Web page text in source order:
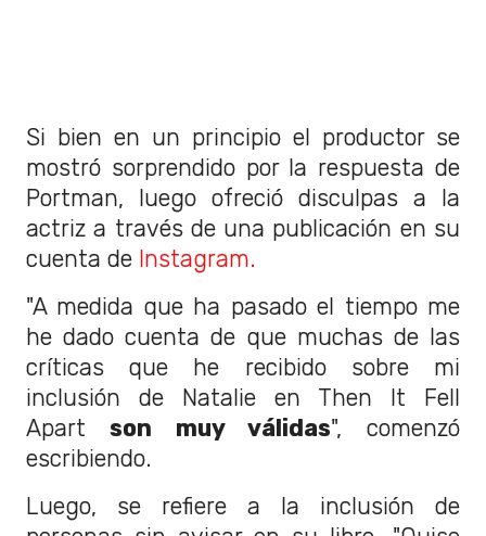
Si bien en un principio el productor se
mostró sorprendido por la respuesta de
Portman, luego ofreció disculpas a la
actriz a través de una publicación en su
cuenta de Instagram.
"A medida que ha pasado el tiempo me
he dado cuenta de que muchas de las
críticas que he recibido sobre mi
inclusión de Natalie en Then It Fell
Apart son muy válidas", comenzó
escribiendo.
Luego, se refiere a la inclusión de